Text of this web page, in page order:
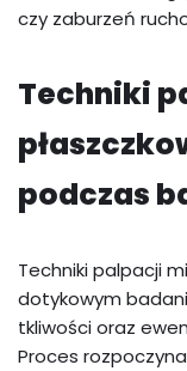
czy zaburzeń
Techniki
podczas
Techniki palpacji
dotykowym
tkliwości oraz
Proces